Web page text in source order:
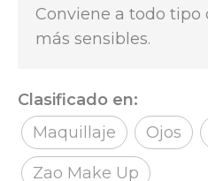
Conviene a todo tipo
más sensibles.
Clasificado en:
Maquillaje
Ojos
Zao Make Up